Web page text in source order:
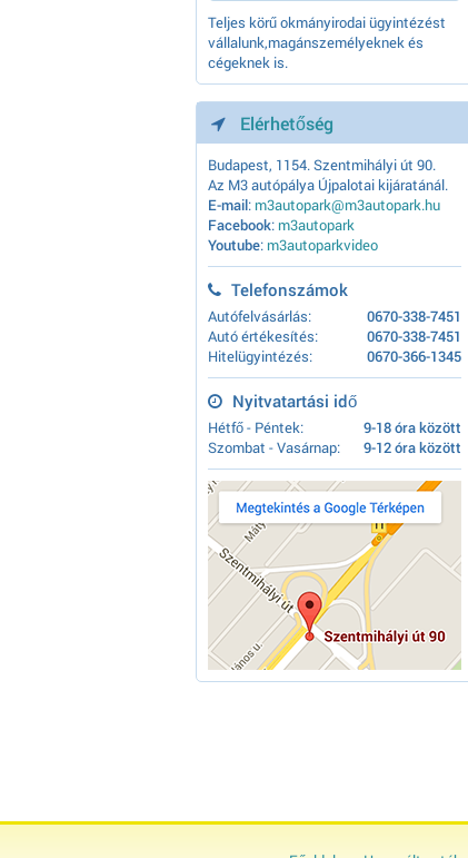
Teljes körű okmányirodai ügyintézést
vállalunk,magánszemélyeknek és
cégeknek is.
Elérhetőség
Budapest, 1154. Szentmihályi út 90.
Az M3 autópálya Újpalotai kijáratánál.
E-mail: m3autopark@m3autopark.hu
Facebook: m3autopark
Youtube: m3autoparkvideo
Telefonszámok
Autófelvásárlás:
0670-338-7451
Autó értékesítés:
0670-338-7451
Hitelügyintézés:
0670-366-1345
Nyitvatartási idő
Hétfő - Péntek:
9-18 óra között
Szombat - Vasárnap:
9-12 óra között